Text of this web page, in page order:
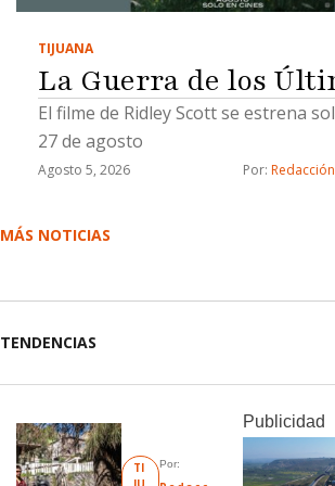
TIJUANA
La Guerra de los
El filme de Ridley Scott se estrena
27 de agosto
Agosto 5, 2026 Por: Redacción
MÁS NOTICIAS
TENDENCIAS
TI
Por:
Publicidad